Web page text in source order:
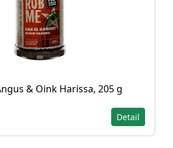
& Oink Harissa, 205 g
Detail